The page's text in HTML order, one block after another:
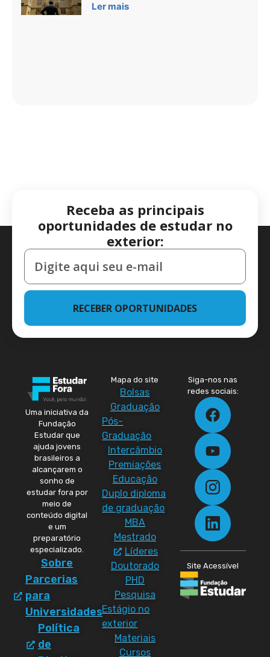
Ler mais
Receba as principais
oportunidades de estudar no
exterior:
RECEBER OPORTUNIDADES
Uma iniciativa da
Fundação
Estudar que
ajuda jovens
brasileiros a
alcançarem o
sonho de
estudar fora por
meio de
conteúdo digital
e um
preparatório
especializado.
Sobre
Parcerias
para
Universidades
Política
de
Mapa do site
Bolsas
Graduação
Pós-
Graduação
Intercâmbio
Premiações
Educação
Duplo diploma
de graduação
MBA
Mestrado
Líderes
Doutorado
PHD
Pesquisa
Estágio no
exterior
Materiais
Cursos
Siga-nos nas
redes sociais:
Site Acessível